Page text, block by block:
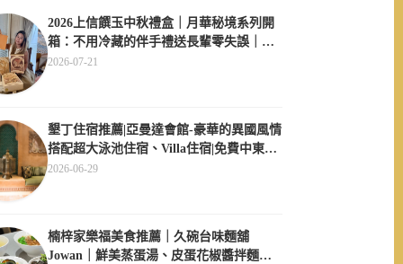
2026上信饌玉中秋禮盒｜月華秘境系列開
箱：不用冷藏的伴手禮送長輩零失誤｜素
食伴手禮推薦
2026-07-21
墾丁住宿推薦|亞曼達會館-豪華的異國風情
搭配超大泳池住宿、Villa住宿|免費中東服
飾體驗
2026-06-29
楠梓家樂福美食推薦｜久碗台味麵舖
Jowan｜鮮美蒸蛋湯、皮蛋花椒醬拌麵必